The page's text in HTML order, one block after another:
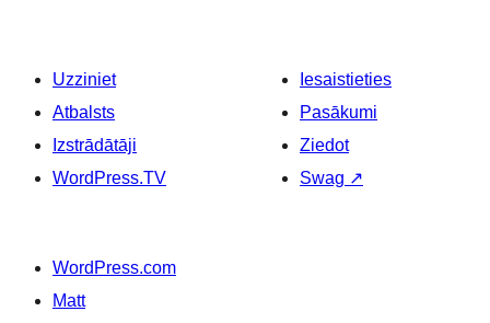
Uzziniet
Atbalsts
Izstrādātāji
WordPress.TV
Iesaistieties
Pasākumi
Ziedot
Swag ↗
WordPress.com
Matt